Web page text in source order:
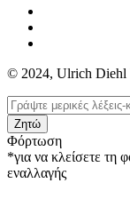
© 2024, Ulrich Diehl
Ζητώ
Φόρτωση
*για να κλείσετε τη
εναλλαγής